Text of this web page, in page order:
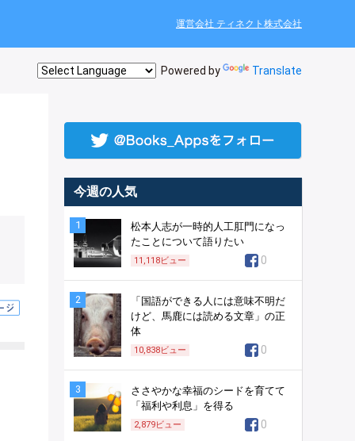
運営会社 ティネクト株式会社
Powered by Translate
今週の人気
1
松本人志が一時的人工肛門になっ
たことについて語りたい
11,118ビュー 0
2
「国語ができる人には意味不明だ
けど、馬鹿には読める文章」の正
体
10,838ビュー 0
3
ささやかな幸福のシードを育てて
「福利や利息」を得る
2,879ビュー 0